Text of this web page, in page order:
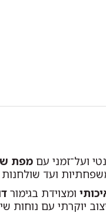
ועל־זמני עם מפת
ועד שולחנות
ומצוידת בגימור
עם נוחות